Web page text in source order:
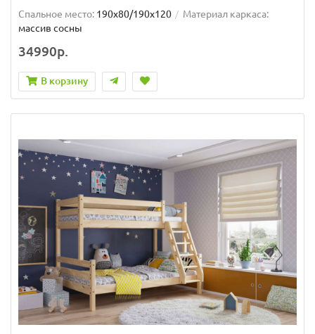
Спальное место: 190x80/190x120
Материал каркаса:
массив сосны
34990р.
В корзину